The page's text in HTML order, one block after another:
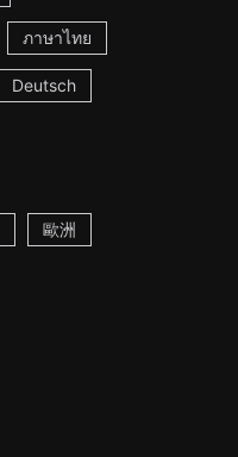
ภาษาไทย
Deutsch
歐洲